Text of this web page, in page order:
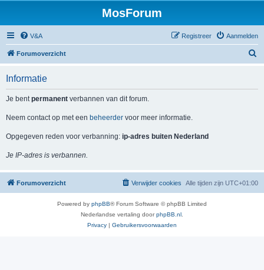
MosForum
V&A Aanmelden
Registreer
Forumoverzicht
Informatie
Je bentpermanent verbannen van dit forum.
Neem contact op met een beheerder voor meer informatie.
Opgegeven reden voor verbanning: ip-adres buiten Nederland
Je IP-adres is verbannen.
Forumoverzicht Alle tijden zijn UTC+01:00
Verwijder cookies
Powered by phpBB® Forum Software © phpBB Limited
Nederlandse vertaling doorphpBB.nl
Privacy | Gebruikersvoorwaarden